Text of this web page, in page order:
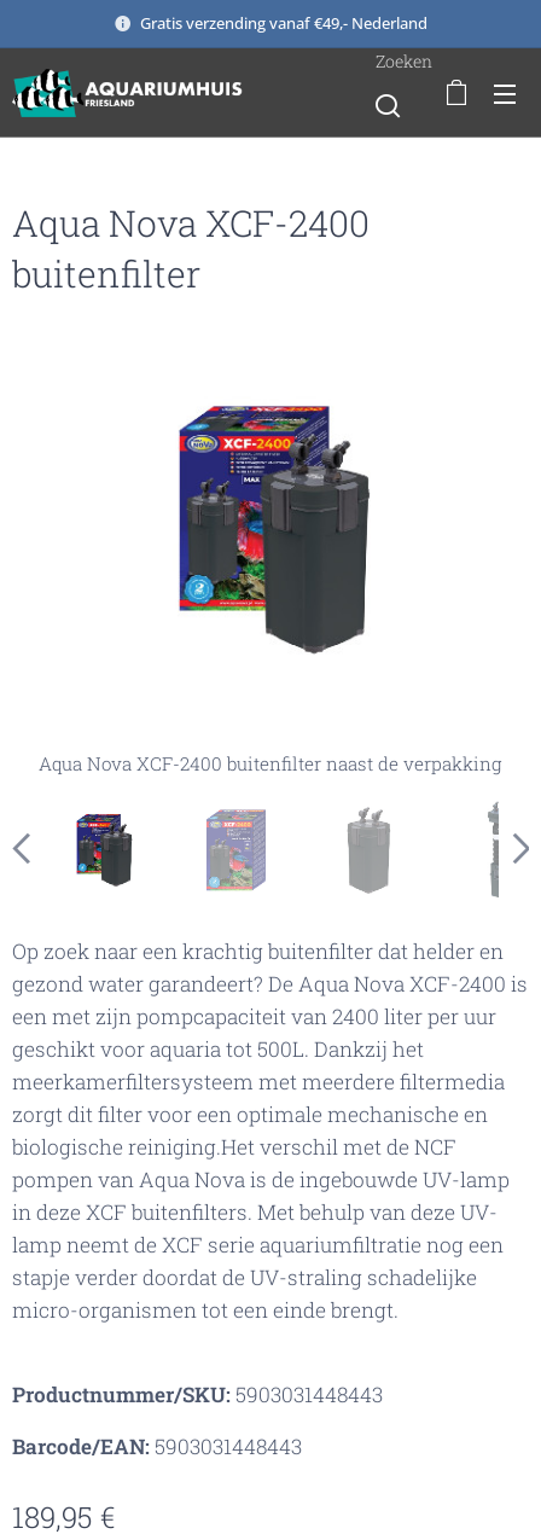
Gratis verzending vanaf €49,- Nederland
Zoeken
Aqua Nova XCF-2400
buitenfilter
Aqua Nova XCF-2400 buitenfilter naast de verpakking
Aqua Nova XCF-2400 buitenfilter in de verpakking
Aqua Nova XCF-2400 buitenfilter
Aqua Nova XCF-2400 buitenfilter exploded view
Aqua Nova XCF-2400 buitenfilter onderdelen
Op zoek naar een krachtig buitenfilter dat helder en
gezond water garandeert? De Aqua Nova XCF-2400 is
een met zijn pompcapaciteit van 2400 liter per uur
geschikt voor aquaria tot 500L. Dankzij het
meerkamerfiltersysteem met meerdere filtermedia
zorgt dit filter voor een optimale mechanische en
biologische reiniging.Het verschil met de NCF
pompen van Aqua Nova is de ingebouwde UV-lamp
in deze XCF buitenfilters. Met behulp van deze UV-
lamp neemt de XCF serie aquariumfiltratie nog een
stapje verder doordat de UV-straling schadelijke
micro-organismen tot een einde brengt.
Productnummer/SKU: 5903031448443
Barcode/EAN: 5903031448443
189,95 €